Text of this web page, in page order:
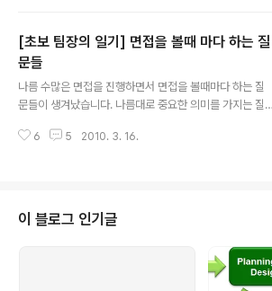
임을 받으면서 시작되었습니다. 지금도 함께 만나서 많은
이야기를 나누는 저의 첫 후임은 사실 술을 전혀 마시지 않
는 후임이었습니다. 나름 깊이있는 이야기를 나누고자 포
장마차로 인도했던 적이 있었습니다. 그때 저만 취해서 횡
저는 차라리 술 값 대신 맛있는 커피를 마시러 가기로 하였
[초보 팀장의 일기] 면접을 볼때 마다 하는 질
문들
나름 수많은 면접을 진행하면서 면접을 볼때마다 하는 질
문들이 생겨났습니다. 나름대로 중요한 의미를 가지는 질
하여 어떠한 것들을 하시나요? 거의 모든 면접자들에게 꼭
대답을 합니다. 참고로 마소를 정기구독하느냐는 질문에는
거의 십중팔구 아니라고 대답합니다. 마소~ 좋은 잡지입니
다. 많이 구독해주시길~ 여담이구요~ ;-) 여기까지는 평범
한 대답입니다. 하지만 가끔 커뮤니티 활동에 적극적으로
참여하시는 분들도 계십니다. 저는 이런분에 주목합니다.
6 5 2010. 3. 16.
이 블로그 인기글